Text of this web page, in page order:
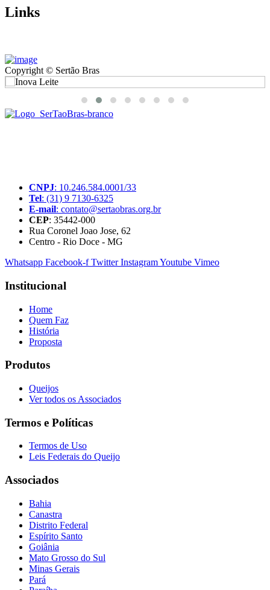
Links
Copyright © Sertão Bras
CNPJ: 10.246.584.0001/33
Tel: (31) 9 7130-6325
E-mail: contato@sertaobras.org.br
CEP: 35442-000
Rua Coronel Joao Jose, 62
Centro - Rio Doce - MG
Whatsapp Facebook-f Twitter InstagramYoutube Vimeo
Institucional
Home
Quem Faz
História
Proposta
Produtos
Queijos
Ver todos os Associados
Termos e Políticas
Termos de Uso
Leis Federais do Queijo
Associados
Bahia
Canastra
Distrito Federal
Espírito Santo
Goiânia
Mato Grosso do Sul
Minas Gerais
Pará